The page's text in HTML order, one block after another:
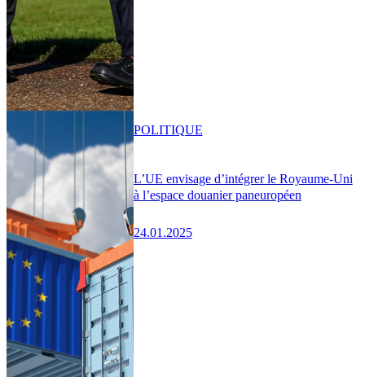
L’UE envisage d’intégrer le Royaume-Uni
à l’espace douanier paneuropéen
24.01.2025
POLITIQUE